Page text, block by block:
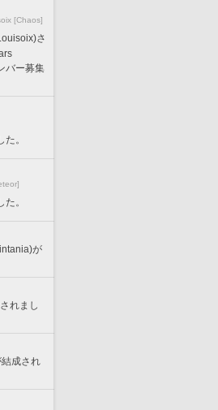
[Chaos]
さ
バー募集
。
。
が
れまし
成され